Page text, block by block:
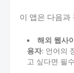
이 앱은 다음과
해외 웹사
용자: 언어의
고 싶다면 필